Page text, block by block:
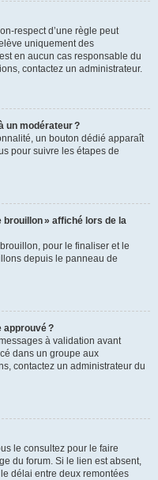
respect d’une règle peut
uniquement des
en aucun cas responsable du
contactez un administrateur.
un modérateur ?
un bouton dédié apparaît
pour suivre les étapes de
» affiché lors de la
pour le finaliser et le
depuis le panneau de
approuvé ?
à validation avant
dans un groupe aux
contactez un administrateur du
le consultez pour le faire
du forum. Si le lien est absent,
délai entre deux remontées